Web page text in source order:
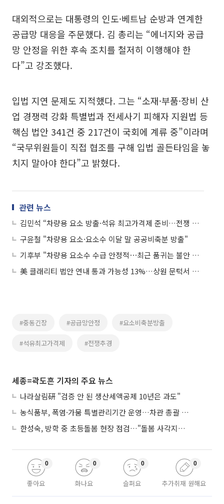
대외적으로는 대통령의 인도·베트남 순방과 연계한
공급망 대응을 주문했다. 김 총리는 “에너지와 공급
망 안정을 위한 후속 조치를 철저히 이행해야 한
다”고 강조했다.
입법 지연 문제도 지적했다. 그는 “소재·부품·장비 산
업 경쟁력 강화 특별법과 전세사기 피해자 지원법 등
핵심 법안 341건 중 217건이 국회에 계류 중”이라며
“국무위원들이 직접 협조를 구해 입법 골든타임을 놓
치지 말아야 한다”고 밝혔다.
관련 뉴스
김민석 “차량용 요소 방출·석유 최고가격제 준비…전쟁 추경 속도”
구윤철 "차량용 요소·요소수 이달 말 공공비축분 방출"
기후부 "차량용 요소수 수급 안정적⋯최근 품귀는 불안 심리 탓"
美 클래리티 법안 연내 통과 가능성 13%…상원 문턱서 제동
#중동긴장 #공급망안정 #요소비축분방출
#석유최고가격제 #전쟁추경
세종=곽도흔 기자의 주요 뉴스
나라살림硏 "검증 안 된 생산세액공제 10년은 과도"
농식품부, 폭염·가뭄 특별관리기간 운영…차관 총괄 대응체계 격상
한성숙, 방학 중 초등돌봄 현장 점검…"돌봄 사각지대 없애야"
좋아요
0
화나요
0
슬퍼요
0
추가취재 원해요
0